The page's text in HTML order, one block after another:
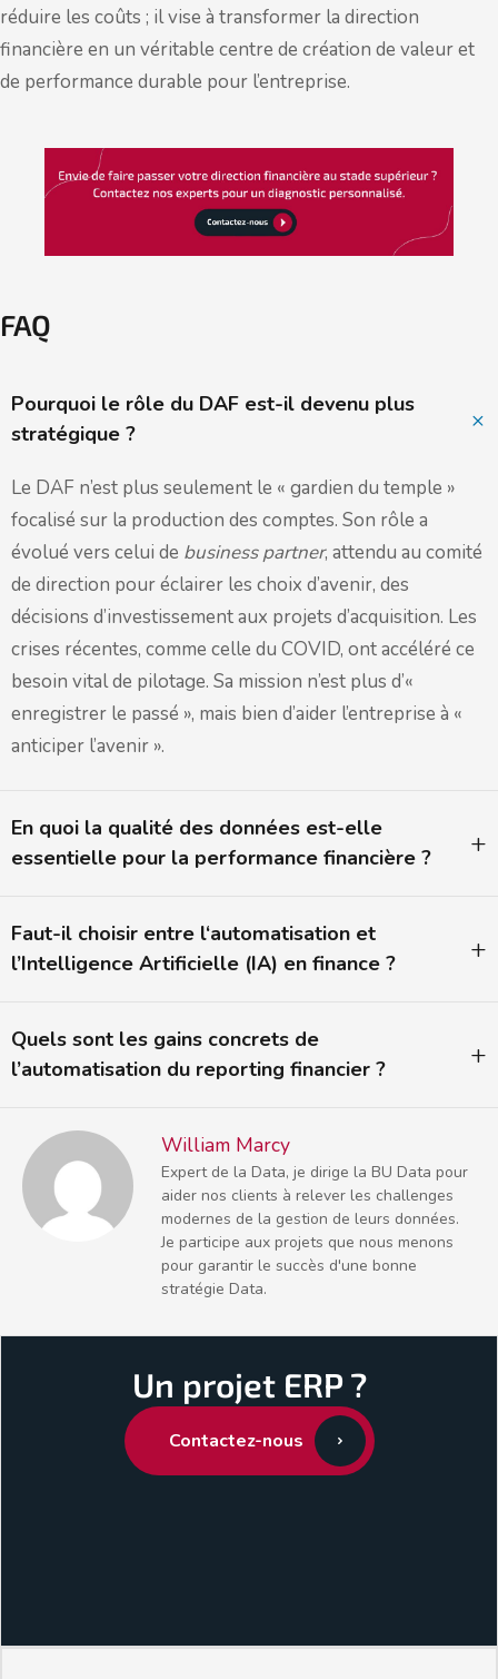
réduire les coûts ; il vise à transformer la direction
financière en un véritable centre de création de valeur et
de performance durable pour l’entreprise.
FAQ
Pourquoi le rôle du DAF est-il devenu plus
stratégique ?
Le DAF n’est plus seulement le « gardien du temple »
focalisé sur la production des comptes. Son rôle a
évolué vers celui de business partner, attendu au comité
de direction pour éclairer les choix d’avenir, des
décisions d’investissement aux projets d’acquisition. Les
crises récentes, comme celle du COVID, ont accéléré ce
besoin vital de pilotage. Sa mission n’est plus d’«
enregistrer le passé », mais bien d’aider l’entreprise à «
anticiper l’avenir ».
En quoi la qualité des données est-elle
essentielle pour la performance financière ?
Faut-il choisir entre l‘automatisation et
l’Intelligence Artificielle (IA) en finance ?
Quels sont les gains concrets de
l’automatisation du reporting financier ?
William Marcy
Expert de la Data, je dirige la BU Data pour
aider nos clients à relever les challenges
modernes de la gestion de leurs données.
Je participe aux projets que nous menons
pour garantir le succès d'une bonne
stratégie Data.
Un projet ERP ?
Contactez-nous